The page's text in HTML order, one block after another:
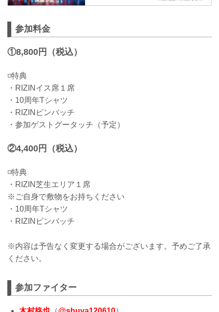
参加料金
①8,800円（税込）
◽️特典
・RIZINイス席１席
・10周年Tシャツ
・RIZINピンバッチ
・参加ゲストグータッチ（予定）
②4,400円（税込）
◽️特典
・RIZIN芝生エリア１席
※ご自身で敷物をお持ちください
・10周年Tシャツ
・RIZINピンバッチ
※内容は予告なく変更する場合がございます。予めご了承
ください。
参加ファイター